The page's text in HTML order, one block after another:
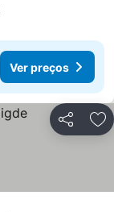
Ver preços
Partilhar